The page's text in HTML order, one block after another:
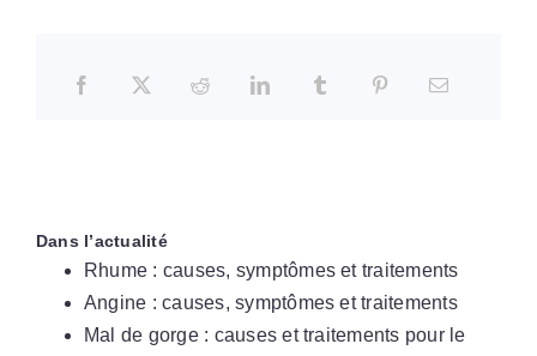
Dans l’actualité
Rhume : causes, symptômes et traitements
Angine : causes, symptômes et traitements
Mal de gorge : causes et traitements pour le